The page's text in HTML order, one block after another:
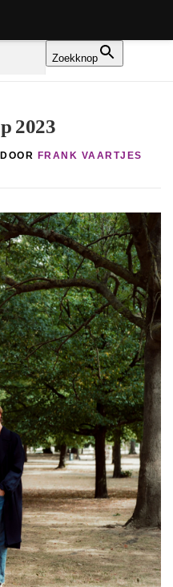
Zoekknop
2023
DOOR FRANK VAARTJES